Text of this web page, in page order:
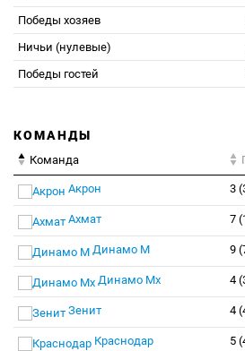
Победы хозяев
Ничьи (нулевые)
Победы гостей
КОМАНДЫ
Команда
Акрон 3
Ахмат 7
Динамо М 9
Динамо Мх 4
Зенит 4
Краснодар 5